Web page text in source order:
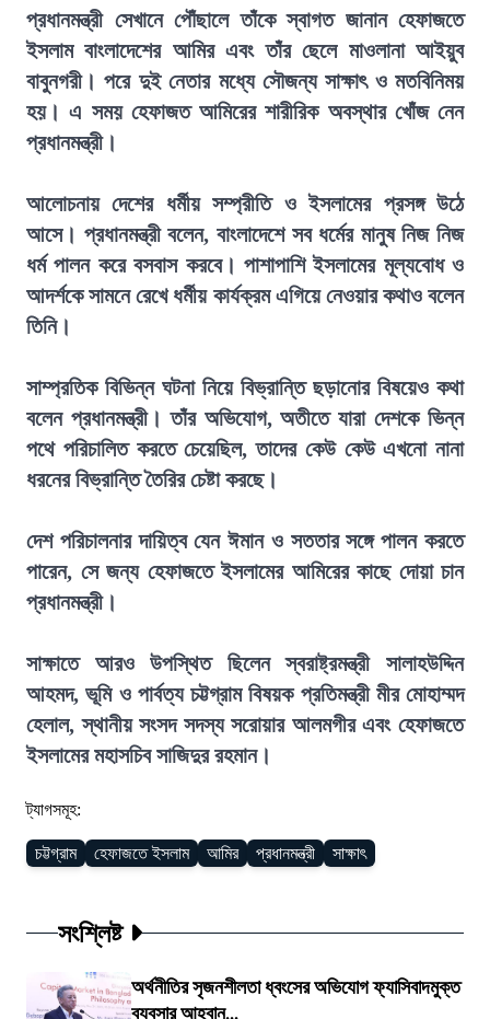
প্রধানমন্ত্রী সেখানে পৌঁছালে তাঁকে স্বাগত জানান হেফাজতে
ইসলাম বাংলাদেশের আমির এবং তাঁর ছেলে মাওলানা আইয়ুব
বাবুনগরী। পরে দুই নেতার মধ্যে সৌজন্য সাক্ষাৎ ও মতবিনিময়
হয়। এ সময় হেফাজত আমিরের শারীরিক অবস্থার খোঁজ নেন
প্রধানমন্ত্রী।
আলোচনায় দেশের ধর্মীয় সম্প্রীতি ও ইসলামের প্রসঙ্গ উঠে
আসে। প্রধানমন্ত্রী বলেন, বাংলাদেশে সব ধর্মের মানুষ নিজ নিজ
ধর্ম পালন করে বসবাস করবে। পাশাপাশি ইসলামের মূল্যবোধ ও
আদর্শকে সামনে রেখে ধর্মীয় কার্যক্রম এগিয়ে নেওয়ার কথাও বলেন
তিনি।
সাম্প্রতিক বিভিন্ন ঘটনা নিয়ে বিভ্রান্তি ছড়ানোর বিষয়েও কথা
বলেন প্রধানমন্ত্রী। তাঁর অভিযোগ, অতীতে যারা দেশকে ভিন্ন
পথে পরিচালিত করতে চেয়েছিল, তাদের কেউ কেউ এখনো নানা
ধরনের বিভ্রান্তি তৈরির চেষ্টা করছে।
দেশ পরিচালনার দায়িত্ব যেন ঈমান ও সততার সঙ্গে পালন করতে
পারেন, সে জন্য হেফাজতে ইসলামের আমিরের কাছে দোয়া চান
প্রধানমন্ত্রী।
সাক্ষাতে আরও উপস্থিত ছিলেন স্বরাষ্ট্রমন্ত্রী সালাহউদ্দিন
আহমদ, ভূমি ও পার্বত্য চট্টগ্রাম বিষয়ক প্রতিমন্ত্রী মীর মোহাম্মদ
হেলাল, স্থানীয় সংসদ সদস্য সরোয়ার আলমগীর এবং হেফাজতে
ইসলামের মহাসচিব সাজিদুর রহমান।
ট্যাগসমূহ:
চট্টগ্রাম হেফাজতে ইসলাম আমির প্রধানমন্ত্রী সাক্ষাৎ
সংশ্লিষ্ট
অর্থনীতির সৃজনশীলতা ধ্বংসের অভিযোগ ফ্যাসিবাদমুক্ত
ব্যবসার আহ্বান...